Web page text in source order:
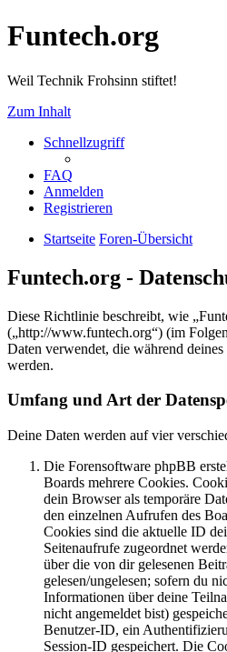
Funtech.org
Weil Technik Frohsinn stiftet!
Zum Inhalt
Schnellzugriff
FAQ
Anmelden
Registrieren
Startseite Foren-Übersicht
Funtech.org -
Diese Richtlinie beschreibt, wie
(„http://www.funtech.org“) (im
Daten verwendet, die während
werden.
Umfang und Art der
Deine Daten werden auf vier
Die Forensoftware phpBB
Boards mehrere Cookies.
dein Browser als temporäre
den einzelnen Aufrufen des
Cookies sind die aktuelle ID
Seitenaufrufe zugeordnet
über die von dir gelesenen
gelesen/ungelesen; sofern du
Informationen über deine
nicht angemeldet bist)
Benutzer-ID, ein
Session-ID gespeichert. Die